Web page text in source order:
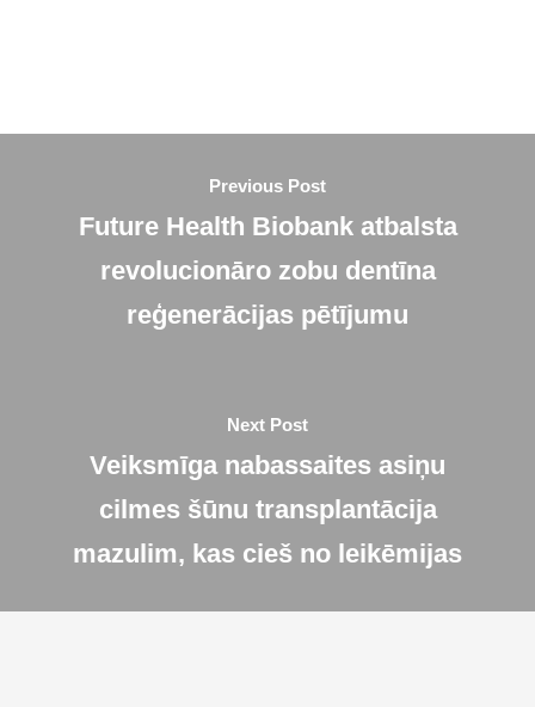
Previous Post
Future Health Biobank atbalsta
revolucionāro zobu dentīna
reģenerācijas pētījumu
Next Post
Veiksmīga nabassaites asiņu
cilmes šūnu transplantācija
mazulim, kas cieš no leikēmijas